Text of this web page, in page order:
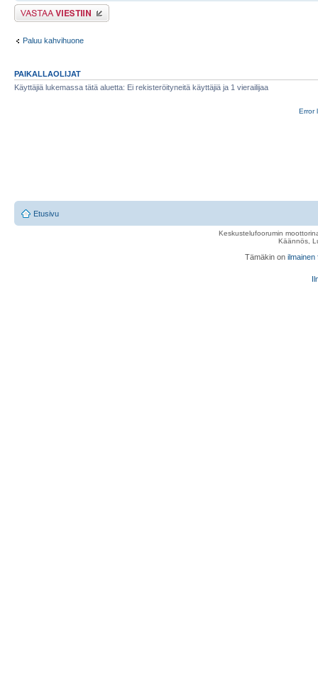
Lähetä vastaus
Paluu kahvihuone
PAIKALLAOLIJAT
Käyttäjiä lukemassa tätä aluetta: Ei rekisteröityneitä käyttäjiä ja 1 vierailijaa
Error
Etusivu
Keskustelufoorumin
Käännös,
Tämäkin on ilmainen